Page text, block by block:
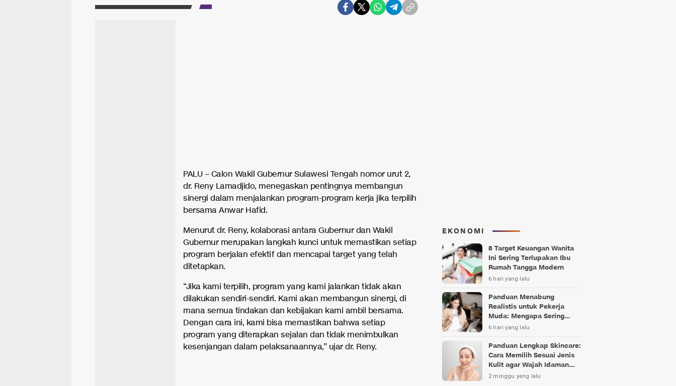
PALU – Calon Wakil Gubernur Sulawesi Tengah nomor urut 2,
dr. Reny Lamadjido, menegaskan pentingnya membangun
sinergi dalam menjalankan program-program kerja jika terpilih
bersama Anwar Hafid.
Menurut dr. Reny, kolaborasi antara Gubernur dan Wakil
Gubernur merupakan langkah kunci untuk memastikan setiap
program berjalan efektif dan mencapai target yang telah
ditetapkan.
“Jika kami terpilih, program yang kami jalankan tidak akan
dilakukan sendiri-sendiri. Kami akan membangun sinergi, di
mana semua tindakan dan kebijakan kami ambil bersama.
Dengan cara ini, kami bisa memastikan bahwa setiap
program yang diterapkan sejalan dan tidak menimbulkan
kesenjangan dalam pelaksanaannya,” ujar dr. Reny.
EKONOMI
8 Target Keuangan Wanita
Ini Sering Terlupakan Ibu
Rumah Tangga Modern
6 hari yang lalu
Panduan Menabung
Realistis untuk Pekerja
Muda: Mengapa Sering
Gagal?
6 hari yang lalu
Panduan Lengkap Skincare:
Cara Memilih Sesuai Jenis
Kulit agar Wajah Idaman
Bukan Sekadar Mimpi
2 minggu yang lalu